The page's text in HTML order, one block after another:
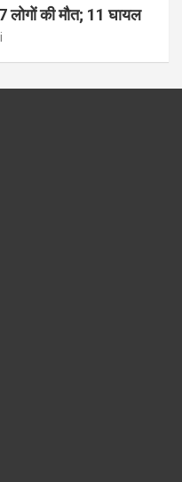
लोगों की मौत; 11 घायल